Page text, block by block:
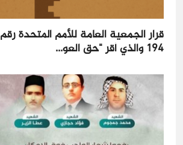
قرار الجمعية العامة للأمم المتحدة رقم
194 والذي أقر "حق العو...